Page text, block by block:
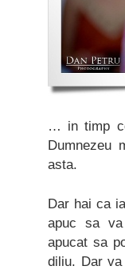
… in timp
Dumnezeu
asta.
Dar hai ca
apuc sa
apucat sa
diliu. Dar